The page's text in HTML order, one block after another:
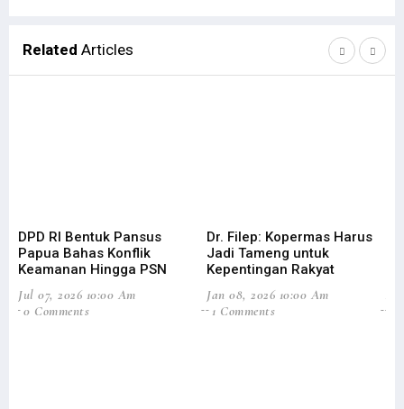
Related Articles
DPD RI Bentuk Pansus
Papua Bahas Konflik
Keamanan Hingga PSN
Jul 07, 2026 10:00 Am
0 Comments
Dr. Filep: Kopermas Harus
Jadi Tameng untuk
Kepentingan Rakyat
Jan 08, 2026 10:00 Am
1 Comments